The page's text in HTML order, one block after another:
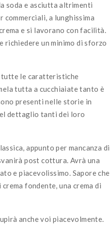
soda e asciutta altrimenti
a lunghissima
e si lavorano con facilità.
richiedere un minimo di sforzo
tutte le caratteristiche
tutta a cucchiaiate tanto è
presenti nelle storie in
dettaglio tanti dei loro
appunto per mancanza di
post cottura. Avrà una
e piacevolissimo. Sapore che
fondente, una crema di
anche voi piacevolmente.